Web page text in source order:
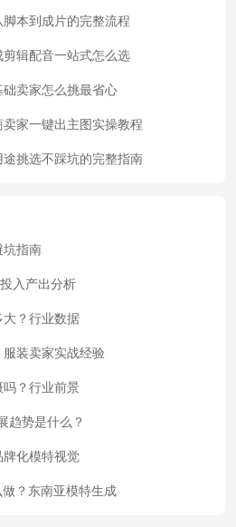
本到成片的完整流程
辑配音一站式怎么选
卖家怎么挑最省心
家一键出主图实操教程
挑选不踩坑的完整指南
坑指南
入产出分析
？行业数据
装卖家实战经验
？行业前景
趋势是什么？
化模特视觉
？东南亚模特生成